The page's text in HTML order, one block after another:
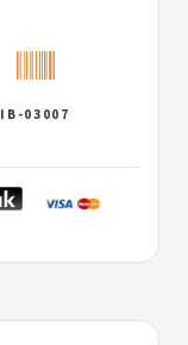
IB-03007